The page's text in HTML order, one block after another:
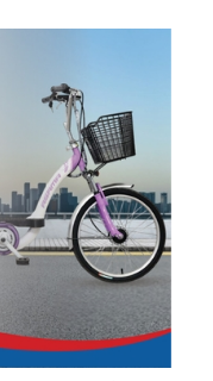
chứ không riêng gì